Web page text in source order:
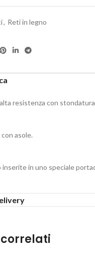
, Reti in legno
resistenza con
asole.
inserite in uno speciale